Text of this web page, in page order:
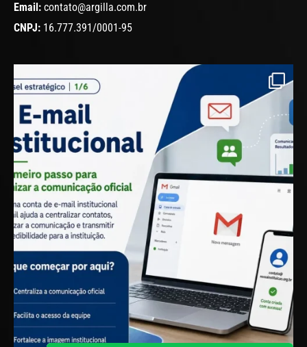
Email: contato@argilla.com.br
CNPJ: 16.777.391/0001-95